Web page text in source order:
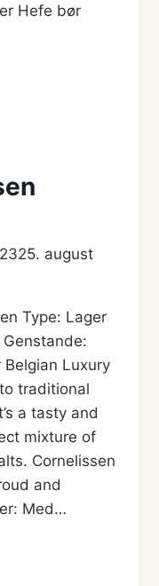
Hefe bør
25. august
Type: Lager
Luxury
traditional
a tasty and
mixture of
Cornelissen
and
Med…